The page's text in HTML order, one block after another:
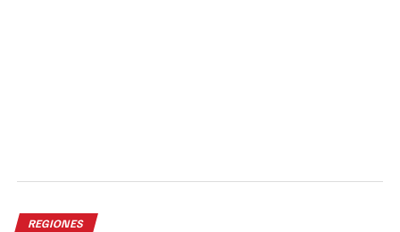
REGIONES